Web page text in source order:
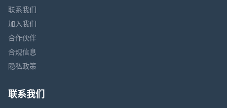
联系我们
加入我们
合作伙伴
合规信息
隐私政策
联系我们